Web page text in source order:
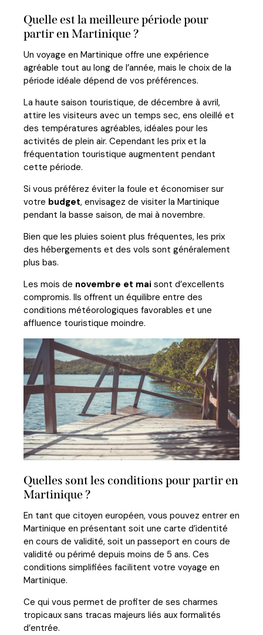
Quelle est la meilleure période pour
partir en Martinique ?
Un voyage en Martinique offre une expérience
agréable tout au long de l’année, mais le choix de la
période idéale dépend de vos préférences.
La haute saison touristique, de décembre à avril,
attire les visiteurs avec un temps sec, ens oleillé et
des températures agréables, idéales pour les
activités de plein air. Cependant les prix et la
fréquentation touristique augmentent pendant
cette période.
Si vous préférez éviter la foule et économiser sur
votre budget, envisagez de visiter la Martinique
pendant la basse saison, de mai à novembre.
Bien que les pluies soient plus fréquentes, les prix
des hébergements et des vols sont généralement
plus bas.
Les mois de novembre et mai sont d’excellents
compromis. Ils offrent un équilibre entre des
conditions météorologiques favorables et une
affluence touristique moindre.
Quelles sont les conditions pour partir en
Martinique ?
En tant que citoyen européen, vous pouvez entrer en
Martinique en présentant soit une carte d’identité
en cours de validité, soit un passeport en cours de
validité ou périmé depuis moins de 5 ans. Ces
conditions simplifiées facilitent votre voyage en
Martinique.
Ce qui vous permet de profiter de ses charmes
tropicaux sans tracas majeurs liés aux formalités
d’entrée.